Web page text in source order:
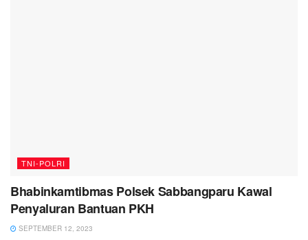
TNI-POLRI
Bhabinkamtibmas Polsek Sabbangparu Kawal
Penyaluran Bantuan PKH
SEPTEMBER 12, 2023